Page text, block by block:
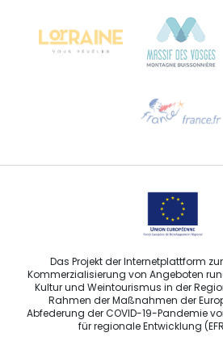
Sprechen Sie uns per
Das Projekt der Internetplattform
Kommerzialisierung von Angeboten
Kultur und Weintourismus in der
Rahmen der Maßnahmen der
Abfederung der COVID-19-Pandemie
für regionale Entwicklung